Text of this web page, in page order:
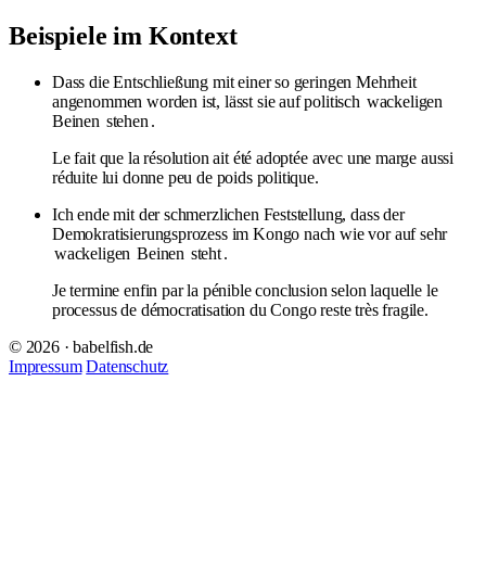
Beispiele im Kontext
Dass die Entschließung mit einer so geringen Mehrheit
angenommen worden ist, lässt sie auf politisch wackeligen
Beinen stehen .
Le fait que la résolution ait été adoptée avec une marge aussi
réduite lui donne peu de poids politique.
Ich ende mit der schmerzlichen Feststellung, dass der
Demokratisierungsprozess im Kongo nach wie vor auf sehr
wackeligen Beinen steht.
Je termine enfin par la pénible conclusion selon laquelle le
processus de démocratisation du Congo reste très fragile.
© 2026 · babelfish.de
Impressum Datenschutz